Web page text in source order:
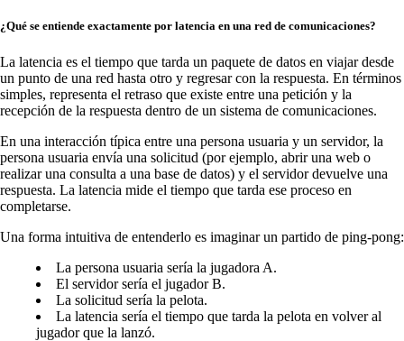
¿Qué se entiende exactamente por latencia en una red de comunicaciones?
La latencia es el tiempo que tarda un paquete de datos en viajar desde
un punto de una red hasta otro y regresar con la respuesta. En términos
simples, representa el retraso que existe entre una petición y la
recepción de la respuesta dentro de un sistema de comunicaciones.
En una interacción típica entre una persona usuaria y un servidor, la
persona usuaria envía una solicitud (por ejemplo, abrir una web o
realizar una consulta a una base de datos) y el servidor devuelve una
respuesta. La latencia mide el tiempo que tarda ese proceso en
completarse.
Una forma intuitiva de entenderlo es imaginar un partido de ping-pong:
La persona usuaria sería la jugadora A.
El servidor sería el jugador B.
La solicitud sería la pelota.
La latencia sería el tiempo que tarda la pelota en volver al
jugador que la lanzó.